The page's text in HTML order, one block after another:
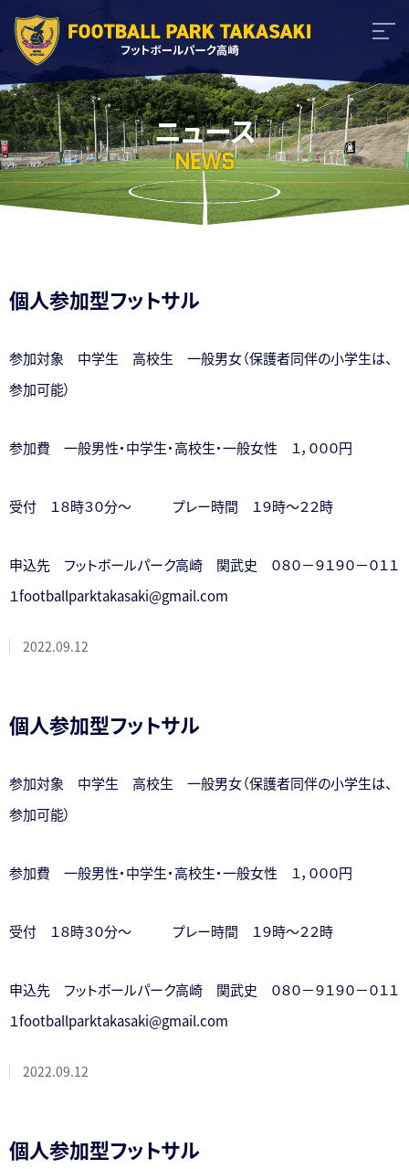
ニュース
NEWS
個人参加型フットサル
参加対象 中学生 高校生 一般男女（保護者同伴の小学生は、
参加可能）
参加費 一般男性・中学生・高校生・一般女性 １，０００円
受付 １８時３０分～ プレー時間 １９時～２２時
申込先 フットボールパーク高崎 関武史 ０８０－９１９０－０１１
１footballparktakasaki@gmail.com
2022.09.12
個人参加型フットサル
参加対象 中学生 高校生 一般男女（保護者同伴の小学生は、
参加可能）
参加費 一般男性・中学生・高校生・一般女性 １，０００円
受付 １８時３０分～ プレー時間 １９時～２２時
申込先 フットボールパーク高崎 関武史 ０８０－９１９０－０１１
１footballparktakasaki@gmail.com
2022.09.12
個人参加型フットサル